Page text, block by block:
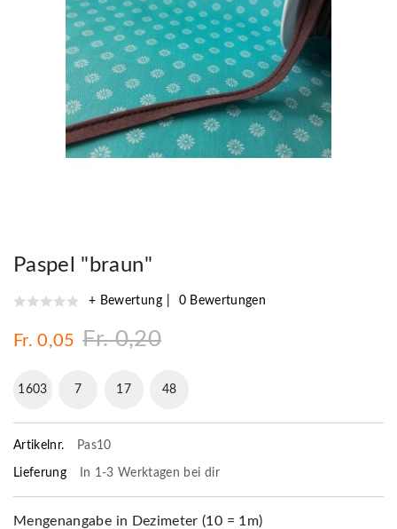
Paspel "braun"
+ Bewertung 0 Bewertungen
Fr. 0,05 Fr. 0,20
1603 7 17 47
Artikelnr. Pas10
Lieferung In 1-3 Werktagen bei dir
Mengenangabe in Dezimeter (10 = 1m)